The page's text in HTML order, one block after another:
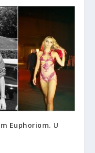
Euphoriom. U